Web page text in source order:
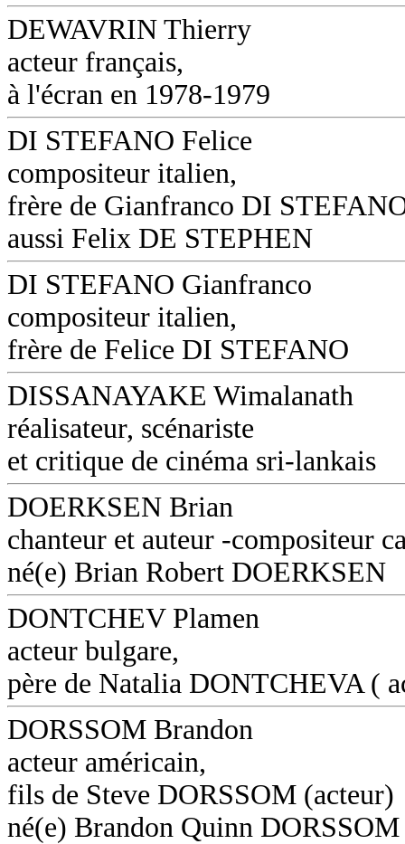
DEWAVRIN Thierry
acteur français,
à l'écran en 1978-1979
DI STEFANO Felice
compositeur italien,
frère de Gianfranco DI
aussi Felix DE STEPHEN
DI STEFANO Gianfranco
compositeur italien,
frère de Felice DI STEFANO
DISSANAYAKE Wimalanath
réalisateur, scénariste
et critique de cinéma sri-lankais
DOERKSEN Brian
chanteur et auteur -compositeur
né(e) Brian Robert DOERKSEN
DONTCHEV Plamen
acteur bulgare,
père de Natalia DONTCHEVA (
DORSSOM Brandon
acteur américain,
fils de Steve DORSSOM (acteur)
né(e) Brandon Quinn DORSSOM